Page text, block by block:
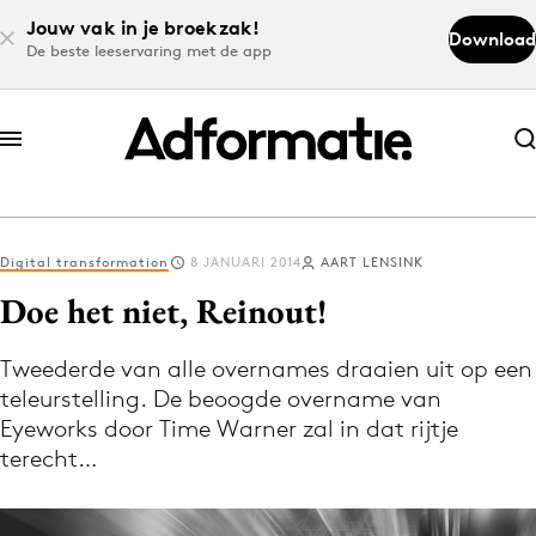
Jouw vak in je broekzak!
De beste leeservaring met de app
Download
Abonneer nu
Abonneer nu
Log in
Download de app
Volg het laatste nieuws via de Adformatie
Nieuws app
Digital transformation 8 JANUARI 2014 AART LENSINK
Doe het niet, Reinout!
Tweederde van alle overnames draaien uit op een
teleurstelling. De beoogde overname van
Eyeworks door Time Warner zal in dat rijtje
terecht…